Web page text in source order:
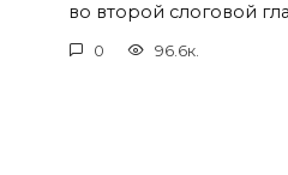
во второй слоговой
0 96.6к.